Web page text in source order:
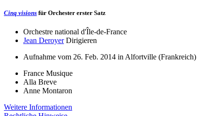
Cinq visions für Orchester erster Satz
Orchestre national d'Île-de-France
Jean Deroyer Dirigieren
Aufnahme vom 26. Feb. 2014 in Alfortville (Frankreich)
France Musique
Alla Breve
Anne Montaron
Weitere Informationen